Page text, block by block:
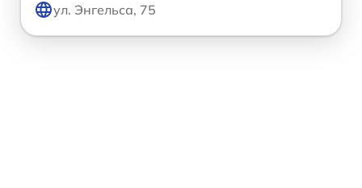
ул. Энгельса, 75